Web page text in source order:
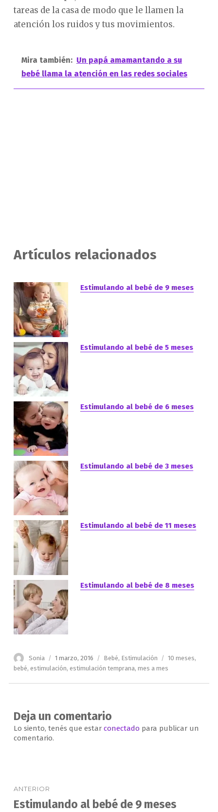
tareas de la casa de modo que le llamen la
atención los ruidos y tus movimientos.
Mira también: Un papá amamantando a su
bebé llama la atención en las redes sociales
Artículos relacionados
Estimulando al bebé de 9 meses
Estimulando al bebé de 5 meses
Estimulando al bebé de 6 meses
Estimulando al bebé de 3 meses
Estimulando al bebé de 11 meses
Estimulando al bebé de 8 meses
Autor
Sonia
Publicado
el
1 marzo, 2016 Categorías
Bebé, Estimulación Etiquetas
10 meses,
bebé, estimulación, estimulación temprana, mes a mes
Deja un comentario
Lo siento, tenés que estar conectado para publicar un
comentario.
de
ANTERIOR
Entrada
Estimulando al bebé de 9 meses